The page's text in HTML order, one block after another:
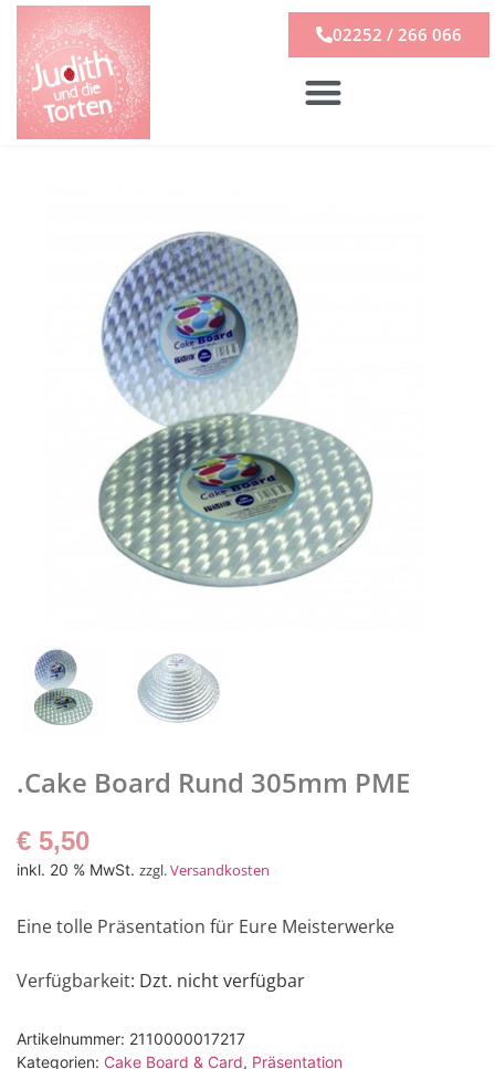
02252 / 266 066
.Cake Board Rund 305mm PME
€ 5,50
inkl. 20 % MwSt. zzgl.Versandkosten
Eine tolle Präsentation für Eure Meisterwerke
Verfügbarkeit: Dzt. nicht verfügbar
Artikelnummer: 2110000017217
Kategorien: Cake Board & Card, Präsentation